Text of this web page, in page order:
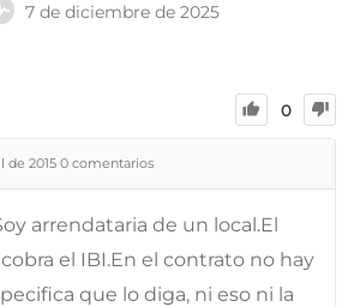
7 de diciembre de 2025
0
de 2015 0 comentarios
arrendataria de un local.El
el IBI.En el contrato no hay
que lo diga, ni eso ni la